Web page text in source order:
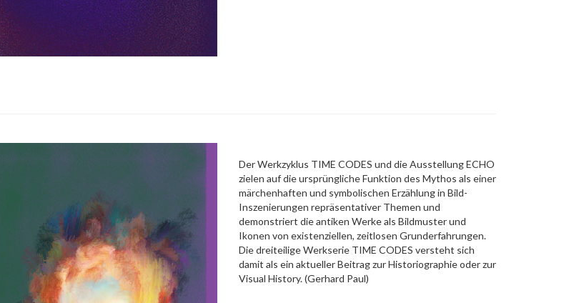
Der Werkzyklus TIME CODES und die Ausstellung ECHO
zielen auf die ursprüngliche Funktion des Mythos als einer
märchenhaften und symbolischen Erzählung in Bild-
Inszenierungen repräsentativer Themen und
demonstriert die antiken Werke als Bildmuster und
Ikonen von existenziellen, zeitlosen Grunderfahrungen.
Die dreiteilige Werkserie TIME CODES versteht sich
damit als ein aktueller Beitrag zur Historiographie oder zur
Visual History. (Gerhard Paul)